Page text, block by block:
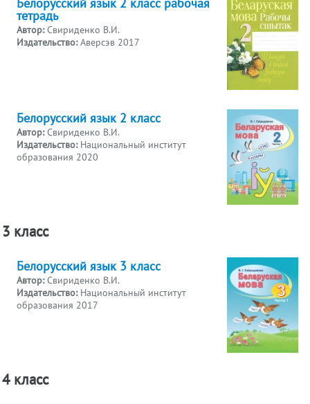
тетрадь
Автор:Свириденко В.И.
Издательство:Аверсэв 2017
Белорусский язык 2 класс
Автор:Свириденко В.И.
Издательство: Национальный институт
образования 2020
3 класс
Белорусский язык 3 класс
Автор:Свириденко В.И.
Издательство: Национальный институт
образования 2017
4 класс